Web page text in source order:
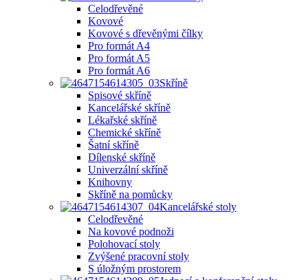
Celodřevěné
Kovové
Kovové s dřevěnými čílky
Pro formát A4
Pro formát A5
Pro formát A6
Skříně
Spisové skříně
Kancelářské skříně
Lékařské skříně
Chemické skříně
Šatní skříně
Dílenské skříně
Univerzální skříně
Knihovny
Skříně na pomůcky
Kancelářské stoly
Celodřevěné
Na kovové podnoži
Polohovací stoly
Zvýšené pracovní stoly
S úložným prostorem